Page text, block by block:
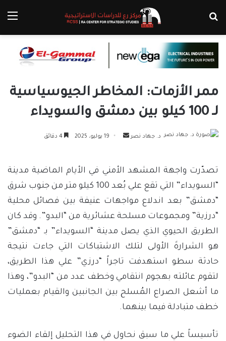
ممر الأزمات: المخاطر الجيوسياسية
لـ 100 كيلو بين دمشق والسويداء
د. جهاد نصر
أرسل 19 يوليو، 2025
تصدّرت واجهة المشهد الأمني في الأيام الماضية مدينة
“السويداء” التي تقع علي بُعد 100 كيلو متر من جنوب شرق
“دمشق” بعد اندلاع مواجهات عنيفة بين فصائل محلية
“درزية” ومجموعات مسلحة عشائرية من “البدو”. وقد كان
الطريق الحيوي الذي يصل مدينة “السويداء” بـ “دمشق”
هو الشرارةَ الأولى لتلك الاشتباكات التي جاءت نتيجة
حادثة سطو استهدفت تاجراً “درزي” علي هذا الطريق،
لتقوم عائلته بهجوم انتقامي وخطف عدد من “البدو”، وهذا
ما أشعل الصراع المُسلح بين الجانبين والقيام بعمليات
خطف متبادلة فيما بينهما.
تأسيساً علي ما سبق نحاول في هذا التحليل إلقاء الضوء